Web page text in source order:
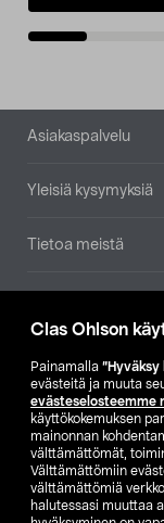
Clas Ohlson
Painamalla
evästeitä ja muuta
evästeselosteemme
käyttökokemuksen
mainonnan
välttämättömät,
Välttämättömiin
välttämättömiä
halutessasi muuttaa
Asiakaspalvelu
Yleisiä kysymyksiä
Tietoa meistä